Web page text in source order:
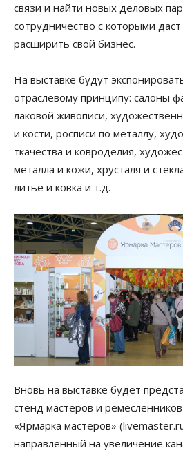
связи и найти новых деловых
сотрудничество с которыми
расширить свой бизнес.
На выставке будут
отраслевому принципу: салоны
лаковой живописи,
и кости, росписи по металлу,
ткачества и ковроделия,
металла и кожи, хрусталя и
литье и ковка и т.д.
Вновь на выставке будет
стенд мастеров и
«Ярмарка мастеров»
направленный на увеличение